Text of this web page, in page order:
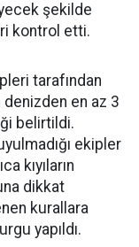
şekilde
kontrol etti.
tarafından
denizden en az 3
belirtildi.
ekipler
kıyıların
dikkat
kurallara
yapıldı.